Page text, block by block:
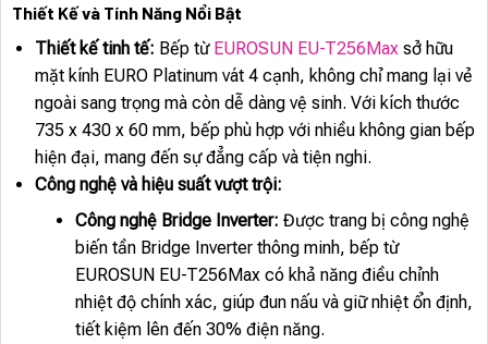
Thiết Kế và Tính Năng Nổi Bật
Thiết kế tinh tế: Bếp từ EUROSUN EU-T256Maxsở hữu
mặt kính EURO Platinum vát 4 cạnh, không chỉ mang lại vẻ
ngoài sang trọng mà còn dễ dàng vệ sinh. Với kích thước
735 x 430 x 60 mm, bếp phù hợp với nhiều không gian bếp
hiện đại, mang đến sự đẳng cấp và tiện nghi.
Công nghệ và hiệu suất vượt trội:
Công nghệ Bridge Inverter: Được trang bị công nghệ
biến tần Bridge Inverter thông minh, bếp từ
EUROSUN EU-T256Max có khả năng điều chỉnh
nhiệt độ chính xác, giúp đun nấu và giữ nhiệt ổn định,
tiết kiệm lên đến 30% điện năng.